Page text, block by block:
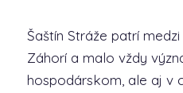
Šaštín Stráže patrí
Záhorí a malo vždy
hospodárskom, ale aj v